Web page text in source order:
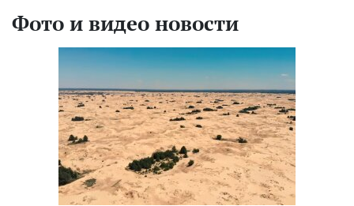
Фото и видео новости